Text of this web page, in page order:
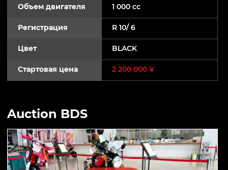
Объем двигателя 1 000 cc
Регистрация R 10/ 6
Цвет BLACK
Стартовая цена 2 200 000 ¥
Auction BDS